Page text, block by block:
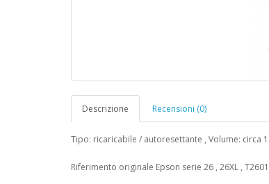
Descrizione Recensioni (0)
Tipo: ricaricabile / autoresettante , Volume: circa
Riferimento originale Epson serie 26 , 26XL ,